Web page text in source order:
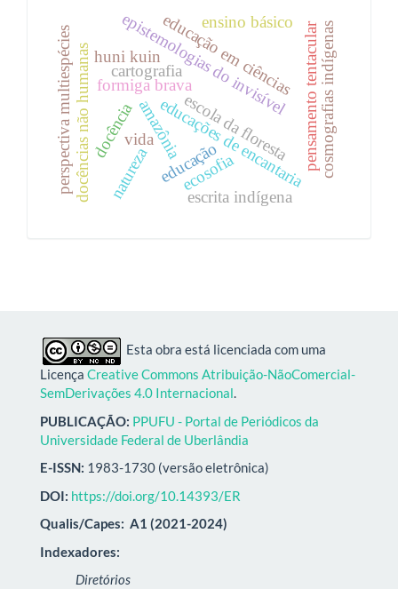
formiga brava
amazônia
educações de encantaria
docências não humanas epistemologias do invisível
educação
perspectiva multiespécies pensamento tentacular
docênciavida
educação em ciências
ecosofia
cartografia
escrita indígena
huni kuin cosmografias indígenas
escola da floresta
natureza
ensino básico
Esta obra está licenciada com uma
Licença Creative Commons Atribuição-NãoComercial-
SemDerivações 4.0 Internacional.
PUBLICAÇÃO: PPUFU - Portal de Periódicos da
Universidade Federal de Uberlândia
E-ISSN: 1983-1730 (versão eletrônica)
DOI: https://doi.org/10.14393/ER
Qualis/Capes: A1 (2021-2024)
Indexadores:
Diretórios